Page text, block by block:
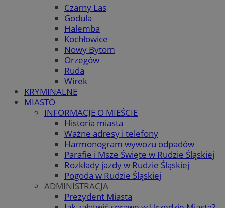
Czarny Las
Godula
Halemba
Kochłowice
Nowy Bytom
Orzegów
Ruda
Wirek
KRYMINALNE
MIASTO
INFORMACJE O MIEŚCIE
Historia miasta
Ważne adresy i telefony
Harmonogram wywozu odpadów
Parafie i Msze Święte w Rudzie Śląskiej
Rozkłady jazdy w Rudzie Śląskiej
Pogoda w Rudzie Śląskiej
ADMINISTRACJA
Prezydent Miasta